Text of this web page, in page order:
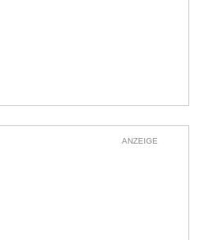
ANZEIGE